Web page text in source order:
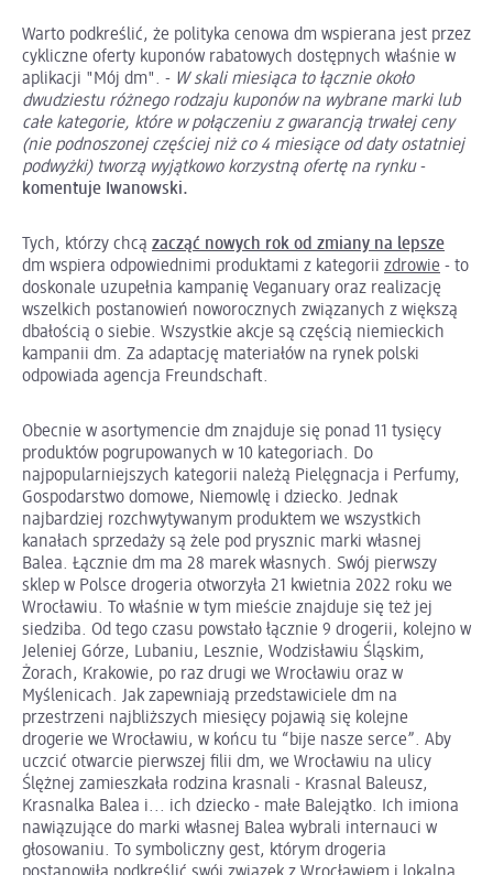
Warto podkreślić, że polityka cenowa dm wspierana jest przez
cykliczne oferty kuponów rabatowych dostępnych właśnie w
aplikacji "Mój dm". - W skali miesiąca to łącznie około
dwudziestu różnego rodzaju kuponów na wybrane marki lub
całe kategorie, które w połączeniu z gwarancją trwałej ceny
(nie podnoszonej częściej niż co 4 miesiące od daty ostatniej
podwyżki) tworzą wyjątkowo korzystną ofertę na rynku-
komentuje Iwanowski.
Tych, którzy chcą zacząć nowych rok od zmiany na lepsze
dm wspiera odpowiednimi produktami z kategorii zdrowie - to
doskonale uzupełnia kampanię Veganuary oraz realizację
wszelkich postanowień noworocznych związanych z większą
dbałością o siebie. Wszystkie akcje są częścią niemieckich
kampanii dm. Za adaptację materiałów na rynek polski
odpowiada agencja Freundschaft.
Obecnie w asortymencie dm znajduje się ponad 11 tysięcy
produktów pogrupowanych w 10 kategoriach. Do
najpopularniejszych kategorii należą Pielęgnacja i Perfumy,
Gospodarstwo domowe, Niemowlę i dziecko. Jednak
najbardziej rozchwytywanym produktem we wszystkich
kanałach sprzedaży są żele pod prysznic marki własnej
Balea. Łącznie dm ma 28 marek własnych. Swój pierwszy
sklep w Polsce drogeria otworzyła 21 kwietnia 2022 roku we
Wrocławiu. To właśnie w tym mieście znajduje się też jej
siedziba. Od tego czasu powstało łącznie 9 drogerii, kolejno w
Jeleniej Górze, Lubaniu, Lesznie, Wodzisławiu Śląskim,
Żorach, Krakowie, po raz drugi we Wrocławiu oraz w
Myślenicach. Jak zapewniają przedstawiciele dm na
przestrzeni najbliższych miesięcy pojawią się kolejne
drogerie we Wrocławiu, w końcu tu “bije nasze serce”. Aby
uczcić otwarcie pierwszej filii dm, we Wrocławiu na ulicy
Ślężnej zamieszkała rodzina krasnali - Krasnal Baleusz,
Krasnalka Balea i... ich dziecko - małe Balejątko. Ich imiona
nawiązujące do marki własnej Balea wybrali internauci w
głosowaniu. To symboliczny gest, którym drogeria